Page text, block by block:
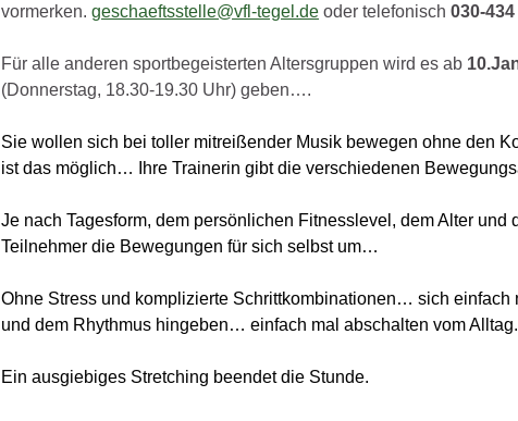
vormerken. geschaeftsstelle@vfl-tegel.de oder telefonisch 030-
Für alle anderen sportbegeisterten Altersgruppen wird es ab
(Donnerstag, 18.30-19.30 Uhr) geben….
Sie wollen sich bei toller mitreißender Musik bewegen ohne den
ist das möglich… Ihre Trainerin gibt die verschiedenen
Je nach Tagesform, dem persönlichen Fitnesslevel, dem Alter und
Teilnehmer die Bewegungen für sich selbst um…
Ohne Stress und komplizierte Schrittkombinationen… sich einfach
und dem Rhythmus hingeben… einfach mal abschalten vom Alltag.
Ein ausgiebiges Stretching beendet die Stunde.